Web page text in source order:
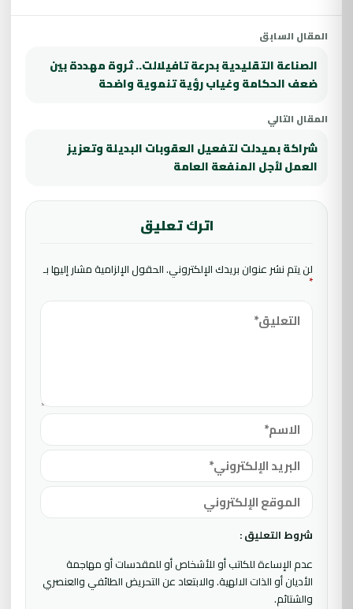
المقال السابق
الصناعة التقليدية بدرعة تافيلالت.. ثروة مهددة بين
ضعف الحكامة وغياب رؤية تنموية واضحة
المقال التالي
شراكة بميدلت لتفعيل العقوبات البديلة وتعزيز
العمل لأجل المنفعة العامة
اترك تعليق
لن يتم نشر عنوان بريدك الإلكتروني.الحقول الإلزامية مشار إليها بـ
*
شروط التعليق :
عدم الإساءة للكاتب أو للأشخاص أو للمقدسات أو مهاجمة
الأديان أو الذات الالهية. والابتعاد عن التحريض الطائفي والعنصري
والشتائم.